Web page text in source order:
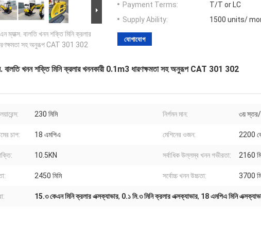
ম্যাক্স. বালতি খনন শক্তি মিনি ক্রলার
সহ অনুরূপ CAT 301 302
Payment Terms:
T/T or LC
Supply Ability:
1500 units/
যোগাযোগ
বালতি খনন শক্তি মিনি ক্রলার খননকারী 0.1m3 ধারণক্ষমতা সহ অনুরূপ CAT 301 302
230 মিমি নির্গমন মান: ৩য় স্তর/
চাপ: 18 এমপিএ মেশিনের ওজন: 2200
10.5KN সর্বাধিক উল্লম্ব খনন গভীরতা: 2160
2450 মিমি সর্বোচ্চ খনন উচ্চতা: 3700
15.৩ কেএন মিনি ক্রলার এক্সক্যাভার, 0.১ মি.৩ মিনি ক্রলার এক্সক্যাভার, 18 এমপিএ মিনি